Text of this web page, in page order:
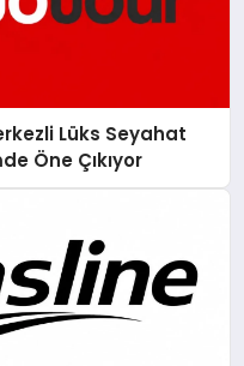
Lüks Seyahat
Öne Çıkıyor